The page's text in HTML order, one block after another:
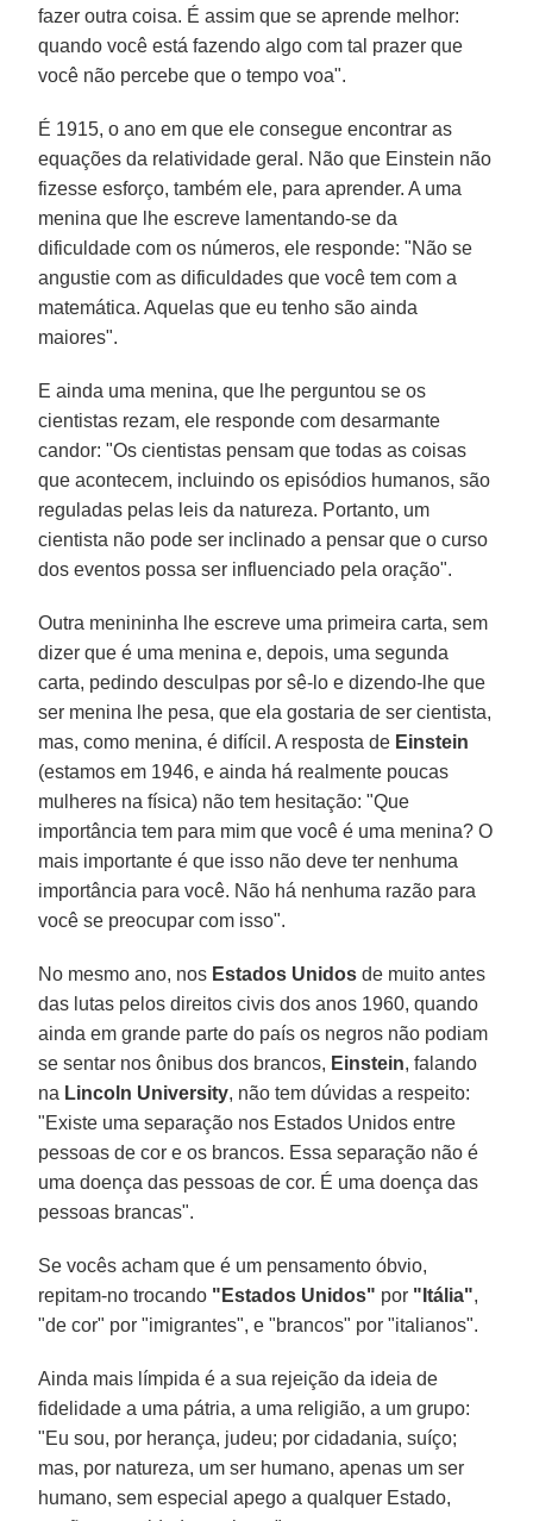
fazer outra coisa. É assim que se aprende melhor:
quando você está fazendo algo com tal prazer que
você não percebe que o tempo voa".
É 1915, o ano em que ele consegue encontrar as
equações da relatividade geral. Não que Einstein não
fizesse esforço, também ele, para aprender. A uma
menina que lhe escreve lamentando-se da
dificuldade com os números, ele responde: "Não se
angustie com as dificuldades que você tem com a
matemática. Aquelas que eu tenho são ainda
maiores".
E ainda uma menina, que lhe perguntou se os
cientistas rezam, ele responde com desarmante
candor: "Os cientistas pensam que todas as coisas
que acontecem, incluindo os episódios humanos, são
reguladas pelas leis da natureza. Portanto, um
cientista não pode ser inclinado a pensar que o curso
dos eventos possa ser influenciado pela oração".
Outra menininha lhe escreve uma primeira carta, sem
dizer que é uma menina e, depois, uma segunda
carta, pedindo desculpas por sê-lo e dizendo-lhe que
ser menina lhe pesa, que ela gostaria de ser cientista,
mas, como menina, é difícil. A resposta de Einstein
(estamos em 1946, e ainda há realmente poucas
mulheres na física) não tem hesitação: "Que
importância tem para mim que você é uma menina? O
mais importante é que isso não deve ter nenhuma
importância para você. Não há nenhuma razão para
você se preocupar com isso".
No mesmo ano, nos Estados Unidos de muito antes
das lutas pelos direitos civis dos anos 1960, quando
ainda em grande parte do país os negros não podiam
se sentar nos ônibus dos brancos, Einstein, falando
na Lincoln University, não tem dúvidas a respeito:
"Existe uma separação nos Estados Unidos entre
pessoas de cor e os brancos. Essa separação não é
uma doença das pessoas de cor. É uma doença das
pessoas brancas".
Se vocês acham que é um pensamento óbvio,
repitam-no trocando "Estados Unidos" por "Itália",
"de cor" por "imigrantes", e "brancos" por "italianos".
Ainda mais límpida é a sua rejeição da ideia de
fidelidade a uma pátria, a uma religião, a um grupo:
"Eu sou, por herança, judeu; por cidadania, suíço;
mas, por natureza, um ser humano, apenas um ser
humano, sem especial apego a qualquer Estado,